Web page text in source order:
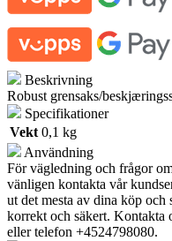
Beskrivning
Robust grensaks/
Specifikationer
Vekt 0,1 kg
Användning
För vägledning och frågor
vänligen kontakta vår
ut det mesta av dina köp och
korrekt och säkert. Kontakta
eller telefon +4524798080.